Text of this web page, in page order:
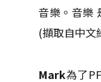
音樂。音樂
(擷取自中文
Mark為了